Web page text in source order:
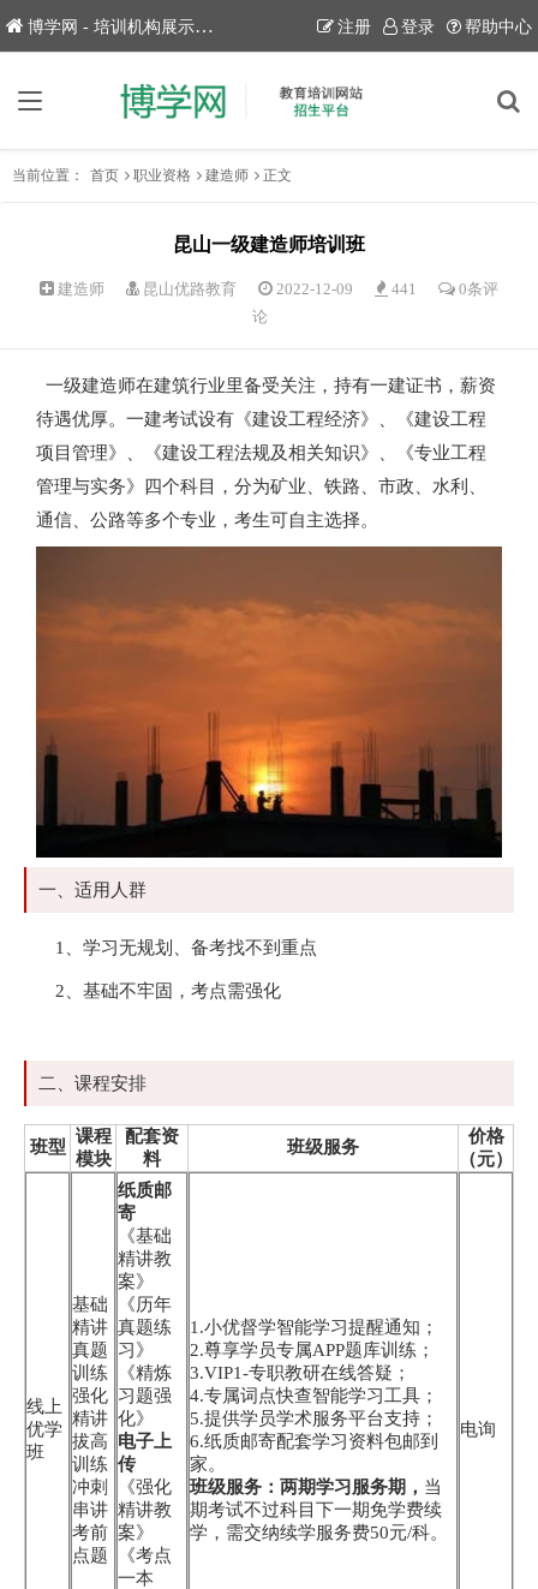
博学网 - 培训机构展示平台！ 注册 登录 帮助中心
当前位置： 首页 职业资格 建造师 正文
昆山一级建造师培训班
建造师 昆山优路教育 2022-12-09 441
0条评
论
一级建造师在建筑行业里备受关注，持有一建证书，薪资
待遇优厚。一建考试设有《建设工程经济》、《建设工程
项目管理》、《建设工程法规及相关知识》、《专业工程
管理与实务》四个科目，分为矿业、铁路、市政、水利、
通信、公路等多个专业，考生可自主选择。
一、适用人群
1、学习无规划、备考找不到重点
2、基础不牢固，考点需强化
二、课程安排
班型
课程
模块
配套资
料
班级服务
价格
（元）
线上
优学
班
基础
精讲
真题
训练
强化
精讲
拔高
训练
冲刺
串讲
考前
点题
纸质邮
寄
《基础
精讲教
案》
《历年
真题练
习》
《精炼
习题强
化》
电子上
传
《强化
精讲教
案》
《考点
一本
1.小优督学智能学习提醒通知；
2.尊享学员专属APP题库训练；
3.VIP1-专职教研在线答疑；
4.专属词点快查智能学习工具；
5.提供学员学术服务平台支持；
6.纸质邮寄配套学习资料包邮到
家。
班级服务：两期学习服务期， 当
期考试不过科目下一期免学费续
学，需交纳续学服务费50元/科。
电询